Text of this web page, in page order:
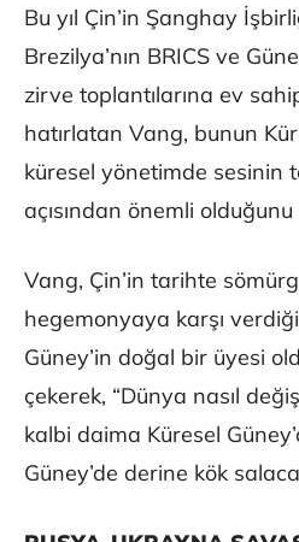
Bu yıl Çin’in Şanghay
Brezilya’nın BRICS ve
zirve toplantılarına ev
hatırlatan Vang, bunun
küresel yönetimde sesinin
açısından önemli olduğunu
Vang, Çin’in tarihte
hegemonyaya karşı
Güney’in doğal bir üyesi
çekerek, “Dünya nasıl
kalbi daima Küresel
Güney’de derine kök